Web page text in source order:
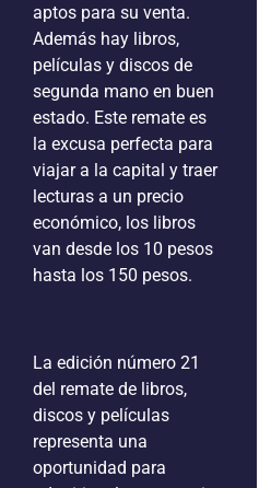
aptos para su venta.
Además hay libros,
películas y discos de
segunda mano en buen
estado. Este remate es
la excusa perfecta para
viajar a la capital y traer
lecturas a un precio
económico, los libros
van desde los 10 pesos
hasta los 150 pesos.
La edición número 21
del remate de libros,
discos y películas
representa una
oportunidad para